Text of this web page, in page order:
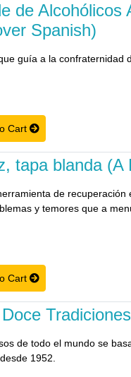
de
Spanish)
guía a la confraternidad
Cart
tapa blanda
de
y temores que a
Cart
de todo el mundo se
1952.